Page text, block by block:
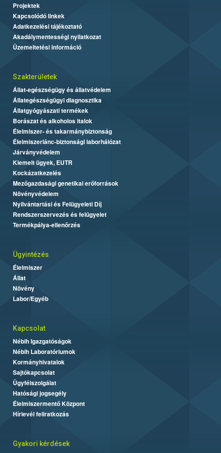
Projektek
Kapcsolódó linkek
Adatkezelési tájékoztató
Akadálymentességi nyilatkozat
Üzemeltetési információ
Szakterületek
Állat-egészségügy és állatvédelem
Állategészségügyi diagnosztika
Állatgyógyászati termékek
Borászat és alkoholos italok
Élelmiszer- és takarmánybiztonság
Élelmiszerlánc-biztonsági laborhálózat
Járványvédelem
Kiemelt ügyek, EUTR
Kockázatkezelés
Mezőgazdasági genetikai erőforrások
Növényvédelem
Nyilvántartási és Felügyeleti Díj
Rendszerszervezés és felügyelet
Termékpálya-ellenőrzés
Ügyintézés
Élelmiszer
Állat
Növény
Labor/Egyéb
Kapcsolat
Nébih Igazgatóságok
Nébih Laboratóriumok
Kormányhivatalok
Sajtókapcsolat
Ügyfélszolgálat
Hatósági jogsegély
Élelmiszermentő Központ
Hírlevél feliratkozás
Gyakori kérdések